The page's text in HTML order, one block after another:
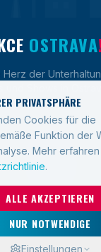
OSTRAVA
Herz der
LINKS
Blog
Kontakt
PRIVATSPHÄRE
Cookies für die
Funktion der
Mehr
.
ALLE AKZEPTIEREN
NUR NOTWENDIGE
Einstellungen